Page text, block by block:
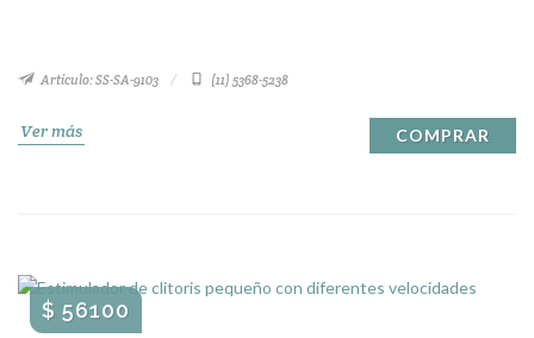
Artículo: SS-SA-9103 (11) 5368-5238
Ver más COMPRAR
$ 56100